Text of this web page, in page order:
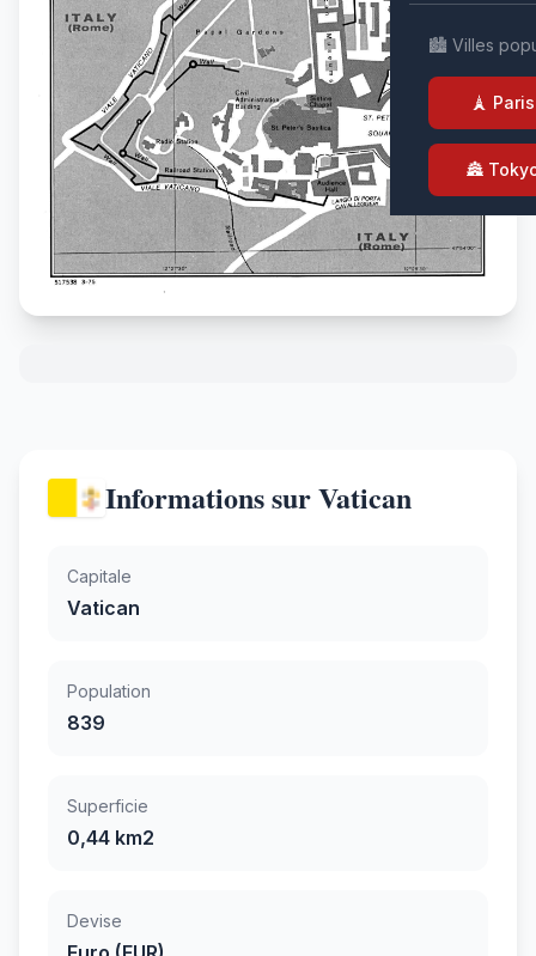
🏙️ Villes
🗼 Paris
🏯
Informations sur Vatican
Capitale
Vatican
Population
839
Superficie
0,44 km2
Devise